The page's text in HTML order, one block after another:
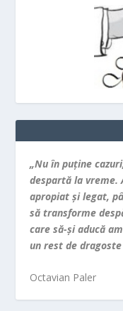
„Nu în puţine
despartă la vreme.
apropiat şi legat,
să transforme
care să-şi aducă
un rest de
Octavian Paler